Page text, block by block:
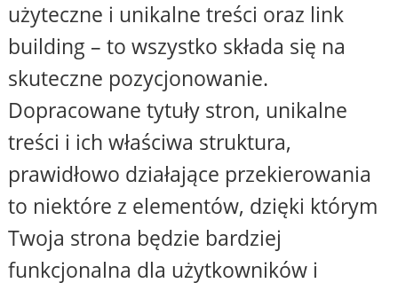
użyteczne i unikalne treści oraz link
building – to wszystko składa się na
skuteczne pozycjonowanie.
Dopracowane tytuły stron, unikalne
treści i ich właściwa struktura,
prawidłowo działające przekierowania
to niektóre z elementów, dzięki którym
Twoja strona będzie bardziej
funkcjonalna dla użytkowników i